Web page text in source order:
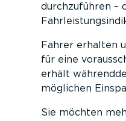
durch­zu­führen –
Fahrer erhalten
für eine
erhält
möglichen
Sie möchten